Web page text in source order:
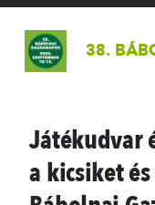
38.
Játékudvar
a kicsiket